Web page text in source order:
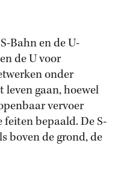
Bahn en de U-
de U voor
onder
gaan, hoewel
vervoer
bepaald. De S-
boven de grond, de